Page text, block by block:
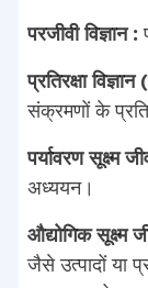
परजीवी विज्ञान :
प्रतिरक्षा
संक्रमणों के
पर्यावरण सूक्ष्म
अध्ययन।
औद्योगिक सूक्ष्म
जैसे उत्पादों या